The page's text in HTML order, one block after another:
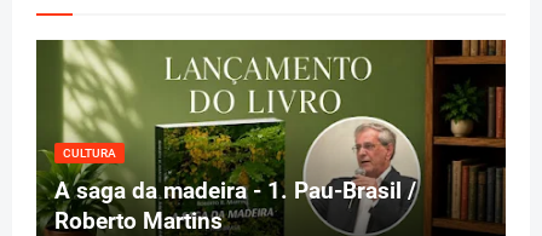
CULTURA
A saga da madeira - 1. Pau-Brasil /
Roberto Martins